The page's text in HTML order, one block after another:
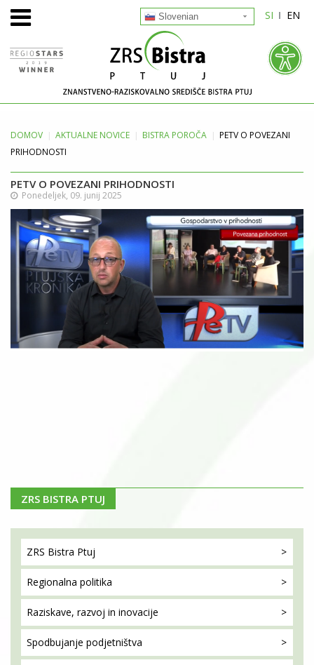
SI EN
Slovenian
DOMOV AKTUALNE NOVICE BISTRA POROČA
PETV O POVEZANI
PRIHODNOSTI
PETV O POVEZANI PRIHODNOSTI
Ponedeljek, 09. junij 2025
ZRS BISTRA PTUJ
ZRS Bistra Ptuj
Regionalna politika
Raziskave, razvoj in inovacije
Spodbujanje podjetništva